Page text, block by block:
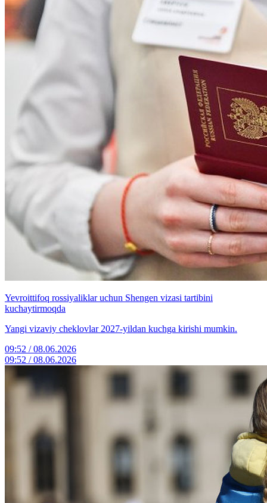
Yevroittifoq rossiyaliklar uchun Shengen vizasi tartibini
kuchaytirmoqda
Yangi vizaviy cheklovlar 2027-yildan kuchga kirishi mumkin.
09:52 / 08.06.2026
09:52 / 08.06.2026